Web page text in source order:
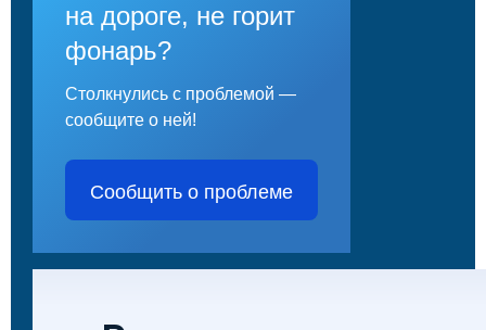
на дороге, не горит
фонарь?
Столкнулись с проблемой —
сообщите о ней!
Сообщить о проблеме